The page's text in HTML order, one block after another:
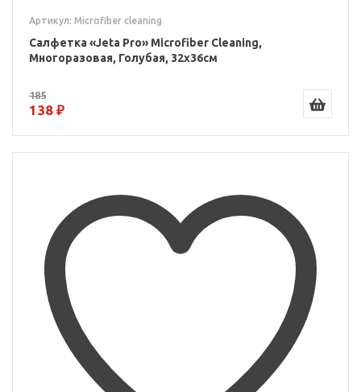
Артикул: Microfiber cleaning
Салфетка «Jeta Pro» Microfiber Cleaning,
Многоразовая, Голубая, 32x36см
185
138 ₽